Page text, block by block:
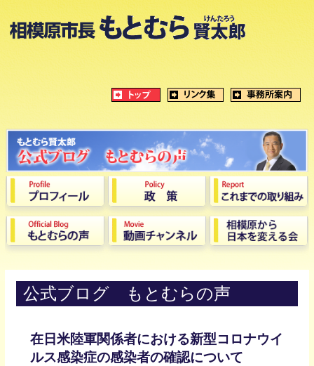
公式ブログ もとむらの声
在日米陸軍関係者における新型コロナウイ
ルス感染症の感染者の確認について